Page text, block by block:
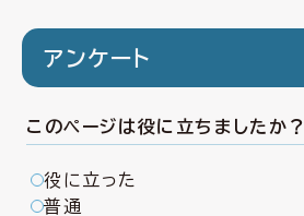
アンケート
このページは役に立ちましたか？
役に立った
普通